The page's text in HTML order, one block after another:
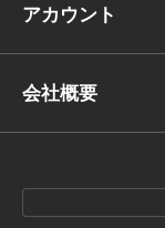
アカウント
会社概要